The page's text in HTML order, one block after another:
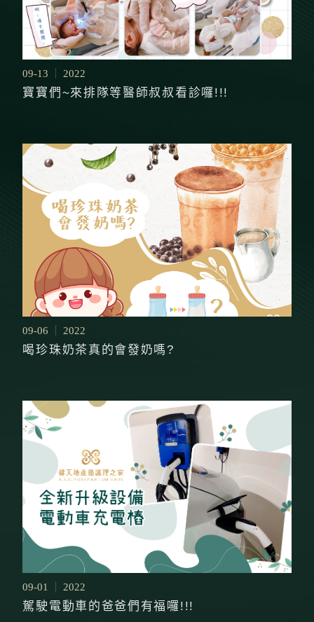
09-13 2022
寶寶們~來排隊等醫師叔叔看診囉!!!
09-06 2022
喝珍珠奶茶真的會發奶嗎?
09-01 2022
駕駛電動車的爸爸們有福囉!!!